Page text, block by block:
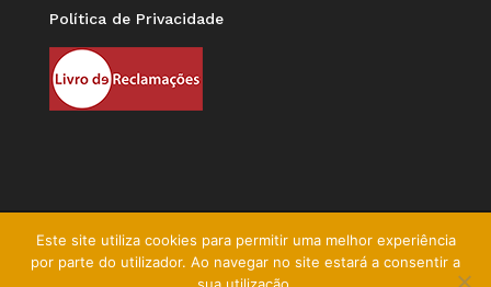
Política de Privacidade
Este site utiliza cookies para permitir uma melhor experiência
por parte do utilizador. Ao navegar no site estará a consentir a